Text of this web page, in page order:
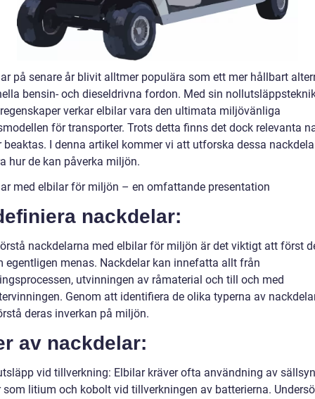
på senare år blivit alltmer populära som ett mer hållbart
bensin- och dieseldrivna fordon. Med sin
verkar elbilar vara den ultimata miljövänliga
för transporter. Trots detta finns det dock relevanta
beaktas. I denna artikel kommer vi att utforska dessa
hur de kan påverka miljön.
med elbilar för miljön – en omfattande presentation
nackdelar:
nackdelarna med elbilar för miljön är det viktigt att först
egentligen menas. Nackdelar kan innefatta allt från
utvinningen av råmaterial och till och med
Genom att identifiera de olika typerna av
deras inverkan på miljön.
av nackdelar:
vid tillverkning: Elbilar kräver ofta användning av
som litium och kobolt vid tillverkningen av batterierna.